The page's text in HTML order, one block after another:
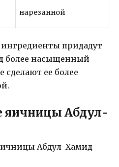
нарезанной
придадут
более насыщенный
сделают ее более
яичницы Абдул-
Абдул-Хамид